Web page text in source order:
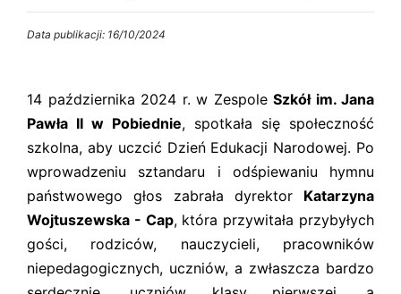
Data publikacji: 16/10/2024
14 października 2024 r. w Zespole Szkół im. Jana
Pawła II w Pobiednie, spotkała się społeczność
szkolna, aby uczcić Dzień Edukacji Narodowej. Po
wprowadzeniu sztandaru i odśpiewaniu hymnu
państwowego głos zabrała dyrektor Katarzyna
Wojtuszewska - Cap, która przywitała przybyłych
gości, rodziców, nauczycieli, pracowników
niepedagogicznych, uczniów, a zwłaszcza bardzo